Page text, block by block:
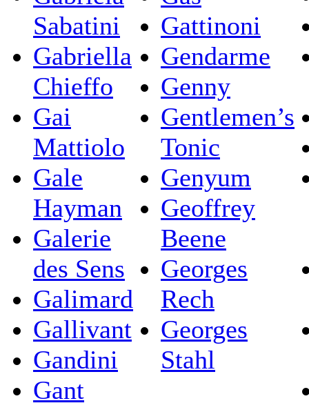
Sabatini
Gabriella
Chieffo
Gai
Mattiolo
Gale
Hayman
Galerie
des Sens
Galimard
Gallivant
Gandini
Gant
Gattinoni
Gendarme
Genny
Gentlemen’s
Tonic
Genyum
Geoffrey
Beene
Georges
Rech
Georges
Stahl